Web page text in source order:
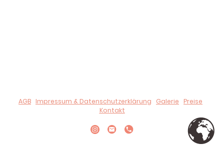
AGB Impressum & Datenschutzerklärung Galerie Preise
Kontakt